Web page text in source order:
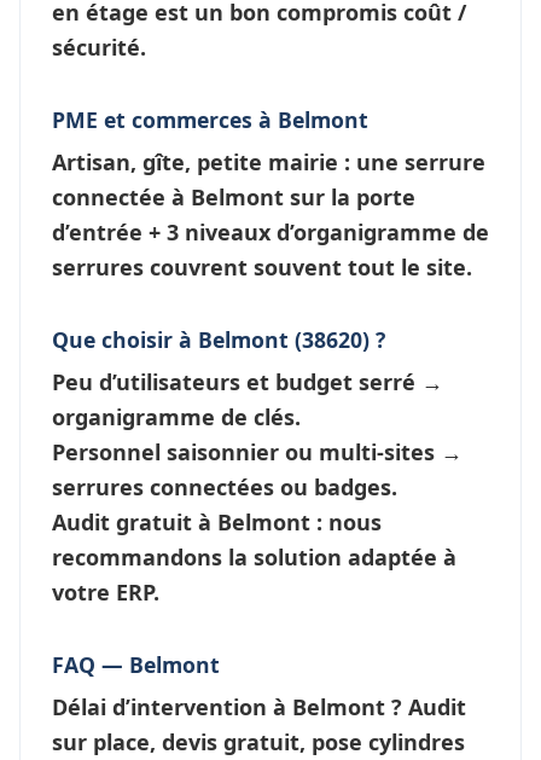
en étage est un bon compromis coût /
sécurité.
PME et commerces à Belmont
Artisan, gîte, petite mairie : une serrure
connectée à Belmont sur la porte
d’entrée + 3 niveaux d’organigramme de
serrures couvrent souvent tout le site.
Que choisir à Belmont (38620) ?
Peu d’utilisateurs et budget serré →
organigramme de clés.
Personnel saisonnier ou multi-sites →
serrures connectées ou badges.
Audit gratuit à Belmont : nous
recommandons la solution adaptée à
votre ERP.
FAQ — Belmont
Délai d’intervention à Belmont ? Audit
sur place, devis gratuit, pose cylindres